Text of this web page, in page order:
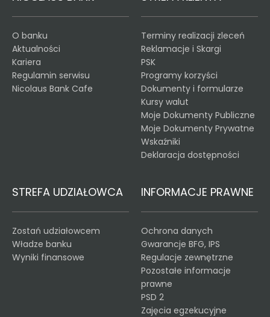
O banku
Aktualności
Kariera
Regulamin serwisu
Nicolaus Bank Cafe
Terminy realizacji zleceń
Reklamacje i Skargi
PSK
Programy korzyści
Dokumenty i formularze
Kursy walut
Moje Dokumenty Publiczne
Moje Dokumenty Prywatne
Wskaźniki
Deklaracja dostępności
STREFA UDZIAŁOWCA
Zostań udziałowcem
Władze banku
Wyniki finansowe
INFORMACJE PRAWNE
Ochrona danych
Gwarancje BFG, IPS
Regulacje zewnętrzne
Pozostałe informacje
prawne
PSD 2
Zajęcia egzekucyjne